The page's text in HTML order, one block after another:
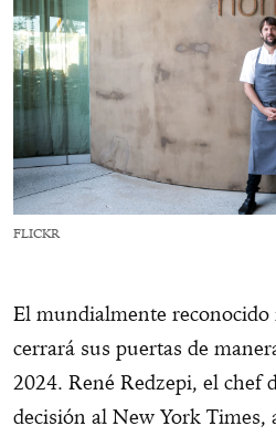
FLICKR
El mundialmente
cerrará sus puertas de
2024. René Redzepi, el chef
decisión al New York Times,